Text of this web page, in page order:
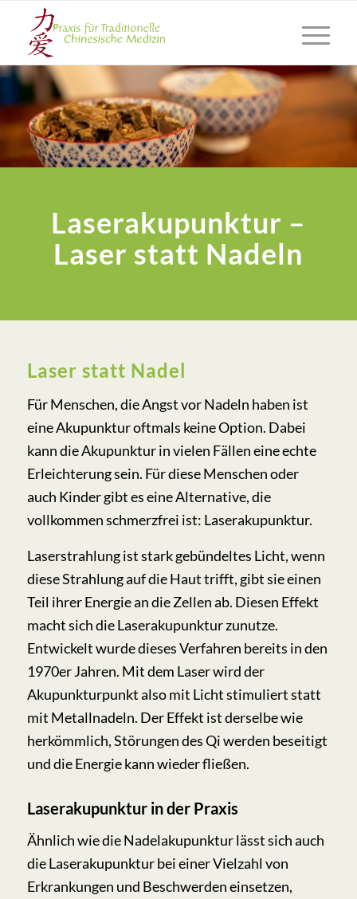
Laserakupunktur –
Laser statt Nadeln
Laser statt Nadel
Für Menschen, die Angst vor Nadeln haben ist
eine Akupunktur oftmals keine Option. Dabei
kann die Akupunktur in vielen Fällen eine echte
Erleichterung sein. Für diese Menschen oder
auch Kinder gibt es eine Alternative, die
vollkommen schmerzfrei ist: Laserakupunktur.
Laserstrahlung ist stark gebündeltes Licht, wenn
diese Strahlung auf die Haut trifft, gibt sie einen
Teil ihrer Energie an die Zellen ab. Diesen Effekt
macht sich die Laserakupunktur zunutze.
Entwickelt wurde dieses Verfahren bereits in den
1970er Jahren. Mit dem Laser wird der
Akupunkturpunkt also mit Licht stimuliert statt
mit Metallnadeln. Der Effekt ist derselbe wie
herkömmlich, Störungen des Qi werden beseitigt
und die Energie kann wieder fließen.
Laserakupunktur in der Praxis
Ähnlich wie die Nadelakupunktur lässt sich auch
die Laserakupunktur bei einer Vielzahl von
Erkrankungen und Beschwerden einsetzen,